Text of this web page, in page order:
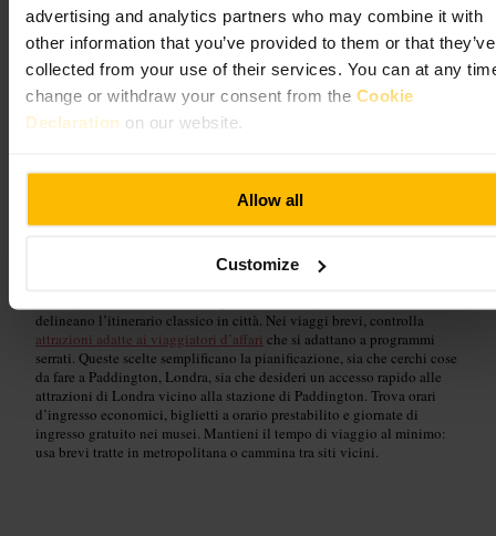
advertising and analytics partners who may combine it with
other information that you’ve provided to them or that they’ve
collected from your use of their services. You can at any
change or withdraw your consent from the Cookie
Declaration on our website.
Allow all
Customize
Attrazioni e cultura a
Paddington, Londra
Soggiorna in centro, inizia a esplorare la cultura a pochi minuti da
Point A London, Paddington. Scoprimonumenti storici di Londrache
per arte e mostre curate. Se cerchi qualcosa di
delineano l’itinerario classico in città. Nei viaggi brevi, controlla
attrazioni adatte ai viaggiatori d’affari che si adattano a programmi
serrati. Queste scelte semplificano la pianificazione, sia che cerchi cose
da fare a Paddington, Londra, sia che desideri un accesso rapido alle
attrazioni di Londra vicino alla stazione di Paddington. Trova orari
d’ingresso economici, biglietti a orario prestabilito e giornate di
ingresso gratuito nei musei. Mantieni il tempo di viaggio al minimo:
usa brevi tratte in metropolitana o cammina tra siti vicini.